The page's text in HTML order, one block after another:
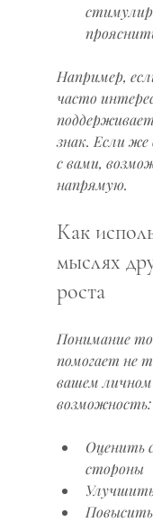
Например,
часто
знак. Если же
с вами,
напрямую.
Как
мыслях
роста
Понимание
помогает не
вашем
возможность:
Оценить
стороны
Повысить